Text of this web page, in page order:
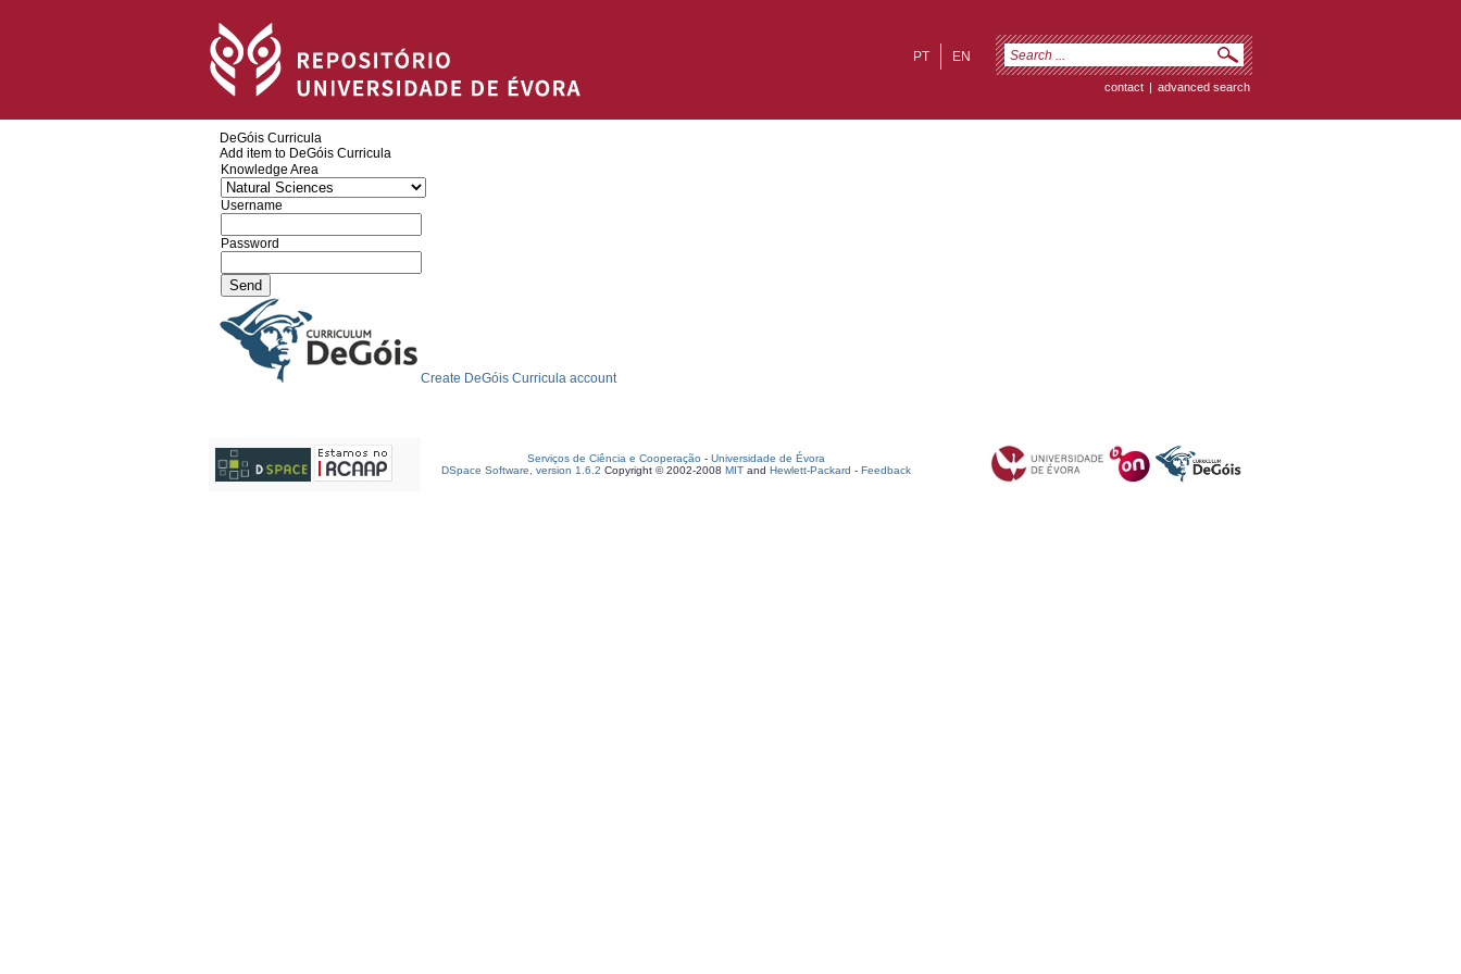
EN
PT
contact | advanced search
DeGóis Curricula
Add item to DeGóis Curricula
Knowledge Area
Username
Password
Create DeGóis Curricula account
Serviços de Ciência e Cooperação - Universidade de Évora
DSpace Software, version 1.6.2 Copyright © 2002-2008 MIT and Hewlett-Packard - Feedback